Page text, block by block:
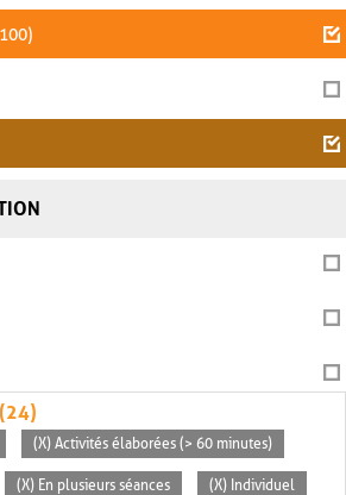
(24)
(X) Activités élaborées (> 60 minutes)
(X) En plusieurs séances (X) Individuel